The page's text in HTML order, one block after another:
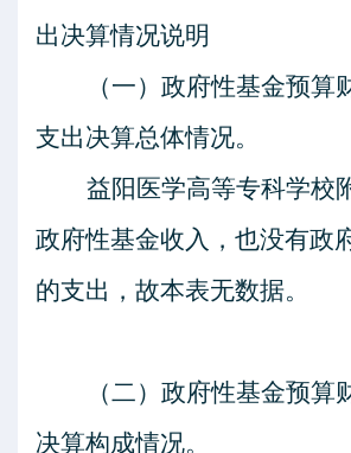
出决算情况说明
（一）政府性基金预算
支出决算总体情况。
益阳医学高等专科学校
政府性基金收入，也没有政
的支出，故本表无数据。
（二）政府性基金预算
决算构成情况。